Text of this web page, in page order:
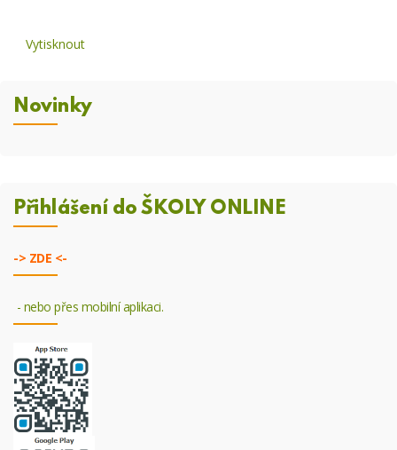
Vytisknout
Novinky
Přihlášení do ŠKOLY ONLINE
-> ZDE <-
- nebo přes mobilní aplikaci.